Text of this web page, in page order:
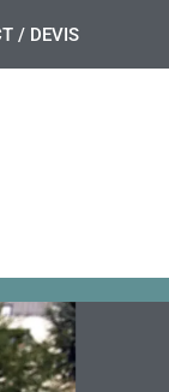
/ DEVIS